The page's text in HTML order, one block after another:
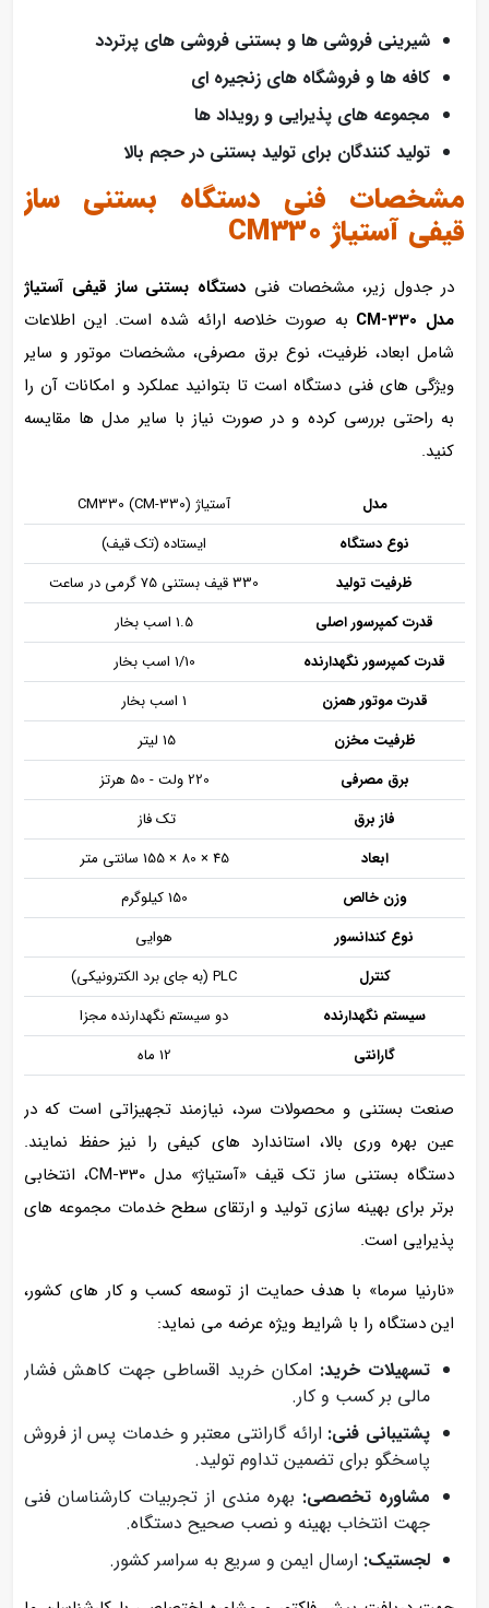
شیرینی‌ فروشی‌ ها و بستنی‌ فروشی‌ های پرتردد
کافه‌ ها و فروشگاه‌ های زنجیره‌ ای
مجموعه‌ های پذیرایی و رویداد ها
تولید کنندگان برای تولید بستنی در حجم بالا
مشخصات فنی دستگاه بستنی‌ ساز
قیفی آستیاژ CM330
در جدول زیر، مشخصات فنی دستگاه بستنی‌ ساز قیفی آستیاژ
مدل CM-330
به‌ صورت خلاصه ارائه شده است. این اطلاعات
شامل ابعاد، ظرفیت، نوع برق مصرفی، مشخصات موتور و سایر
ویژگی‌ های فنی دستگاه است تا بتوانید عملکرد و امکانات آن را
به‌ راحتی بررسی کرده و در صورت نیاز با سایر مدل‌ ها مقایسه
کنید.
مدل
آستیاژ CM330 (CM-330)
نوع دستگاه
ایستاده (تک قیف)
ظرفیت تولید
330 قیف بستنی 75 گرمی در ساعت
قدرتکمپرسوراصلی
1.5 اسب بخار
قدرتکمپرسور نگهدارنده
1/10 اسب بخار
قدرت موتورهمزن
1 اسب بخار
ظرفیت مخزن
15 لیتر
برق مصرفی
220 ولت - 50 هرتز
فاز برق
تک فاز
ابعاد
45 × 80 × 155 سانتی‌ متر
وزن خالص
150 کیلوگرم
نوع کندانسور
هوایی
کنترل
PLC (به‌ جای برد الکترونیکی)
سیستم نگهدارنده
دو سیستم نگهدارنده مجزا
گارانتی
12 ماه
صنعت بستنی و محصولات سرد، نیازمند تجهیزاتی است که در
عین بهره‌ وری بالا، استاندارد های کیفی را نیز حفظ نمایند.
دستگاه بستنی‌ ساز تک‌ قیف «آستیاژ» مدل CM-330، انتخابی
برتر برای بهینه‌ سازی تولید و ارتقای سطح خدمات مجموعه‌ های
پذیرایی است.
«نارنیا سرما» با هدف حمایت از توسعه کسب‌ و کار های کشور،
این دستگاه را با شرایط ویژه عرضه می‌ نماید:
تسهیلات خرید: امکان خرید اقساطی جهت کاهش فشار
مالی بر کسب‌ و کار.
پشتیبانی فنی: ارائه گارانتی معتبر و خدمات پس از فروش
پاسخگو برای تضمین تداوم تولید.
مشاوره تخصصی: بهره‌ مندی از تجربیات کارشناسان فنی
جهت انتخاب بهینه و نصب صحیح دستگاه.
لجستیک: ارسال ایمن و سریع به سراسر کشور.